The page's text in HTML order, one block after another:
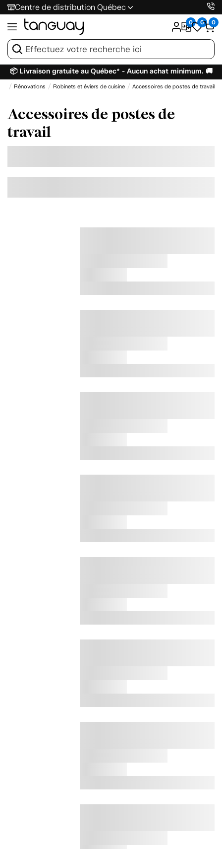
Centre de distribution Québec
0 0 0
📦 Livraison gratuite au Québec* - Aucun achat minimum. 🚚
Rénovations Robinets et éviers de cuisine Accessoires de postes de travail
Accessoires de postes de
travail